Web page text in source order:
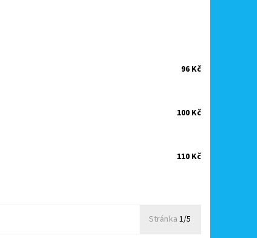
96 Kč
100 Kč
110 Kč
Stránka 1/5